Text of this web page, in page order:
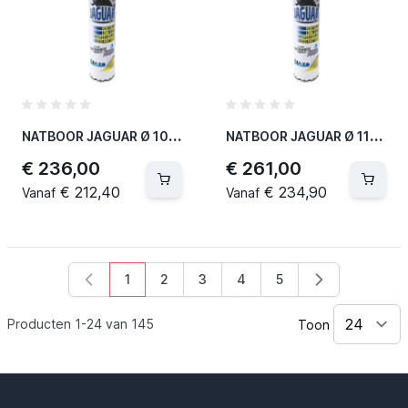
N
ATBOOR JAGUAR Ø 102 MM / L = 400 MM - 1 1/4"UNC (2 PER OVERDOOS)
€ 236,00
Vanaf € 212,40
N
ATBOOR JAGUAR Ø 112 MM / L = 400 MM - 1 1/4"UNC (2 PER OVERDOOS)
€ 261,00
Vanaf € 234,90
Producten 1-24 van 145
U lees momenteel pagina
1 Pagina
2 Pagina
3 Pagina
4 Pagina
5
Toon